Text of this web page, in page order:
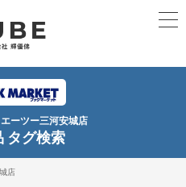
ーツー三河安城店
タグ検索
店